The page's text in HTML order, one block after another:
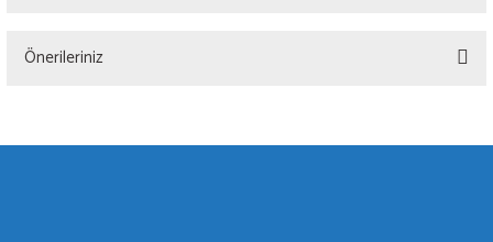
Önerileriniz
gördüğünüz noktaları öneri formunu kullanarak tarafımıza iletebilirsiniz.